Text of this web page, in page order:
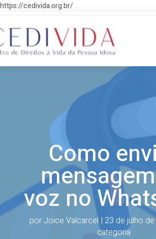
https://cedivida.org.br/
Como
voz no
por Joice Valcarcel| 23 de julho
categoria